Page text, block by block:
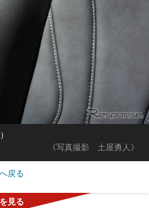
《写真撮影 土屋勇人》
戻る